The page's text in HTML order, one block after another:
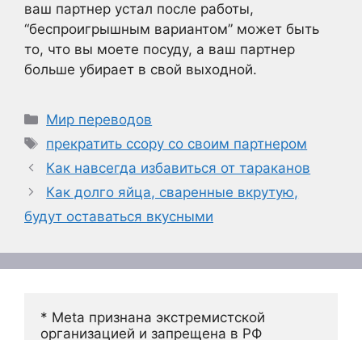
ваш партнер устал после работы,
“беспроигрышным вариантом” может быть
то, что вы моете посуду, а ваш партнер
больше убирает в свой выходной.
Рубрики
Мир переводов
Метки
прекратить ссору со своим партнером
Как навсегда избавиться от тараканов
Как долго яйца, сваренные вкрутую,
будут оставаться вкусными
* Meta признана экстремистской
организацией и запрещена в РФ